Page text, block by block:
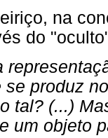
na
do
se produz
tal? (...)
um objeto